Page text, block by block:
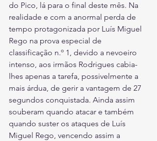
do Pico, lá para o final deste mês. Na
realidade e com a anormal perda de
tempo protagonizada por Luís Miguel
Rego na prova especial de
classificação n.º 1, devido a nevoeiro
intenso, aos irmãos Rodrigues cabia-
lhes apenas a tarefa, possivelmente a
mais árdua, de gerir a vantagem de 27
segundos conquistada. Ainda assim
souberam quando atacar e também
quando suster os ataques de Luís
Miguel Rego, vencendo assim a